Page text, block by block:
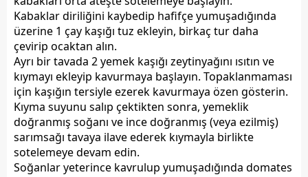
Kabaklar diriliğini kaybedip hafifçe yumuşadığında
üzerine 1 çay kaşığı tuz ekleyin, birkaç tur daha
çevirip ocaktan alın.
Ayrı bir tavada 2 yemek kaşığı zeytinyağını ısıtın ve
kıymayı ekleyip kavurmaya başlayın. Topaklanmaması
için kaşığın tersiyle ezerek kavurmaya özen gösterin.
Kıyma suyunu salıp çektikten sonra, yemeklik
doğranmış soğanı ve ince doğranmış (veya ezilmiş)
sarımsağı tavaya ilave ederek kıymayla birlikte
sotelemeye devam edin.
Soğanlar yeterince kavrulup yumuşadığında domates